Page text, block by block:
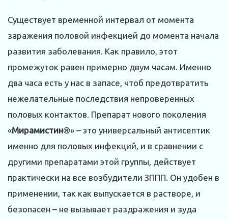
Существует временной интервал от момента
заражения половой инфекцией до момента начала
развития заболевания. Как правило, этот
промежуток равен примерно двум часам. Именно
два часа есть у нас в запасе, чтоб предотвратить
нежелательные последствия непроверенных
половых контактов. Препарат нового поколения
«Мирамистин®» – это универсальный антисептик
именно для половых инфекций, и в сравнении с
другими препаратами этой группы, действует
практически на все возбудители ЗППП. Он удобен в
применении, так как выпускается в растворе, и
безопасен – не вызывает раздражения и зуда